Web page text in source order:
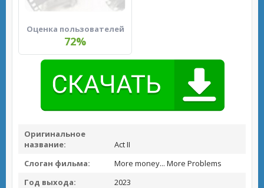
Оценка пользователей
72%
Оригинальное
название:
Act II
Слоган фильма:
More money... More Problems
Год выхода:
2023